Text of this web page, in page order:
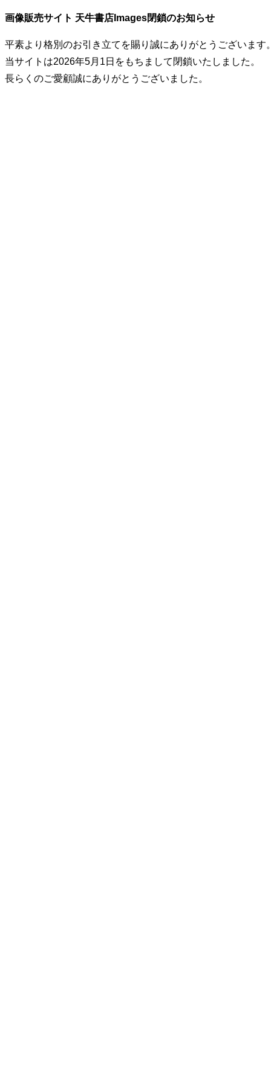
画像販売サイト 天牛書店Images閉鎖のお知らせ
平素より格別のお引き立てを賜り誠にありがとうございます
当サイトは2026年5月1日をもちまして閉鎖いたしました。
長らくのご愛顧誠にありがとうございました。